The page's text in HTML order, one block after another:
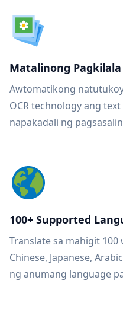
Matalinong
Awtomatikong
OCR technology ang
napakadali ng
100+ Supported
Translate sa mahigit 100
Chinese, Japanese,
ng anumang language